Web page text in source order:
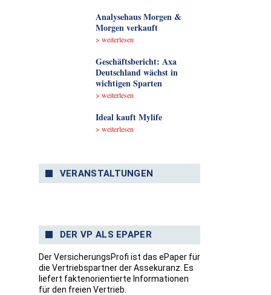
Analyse­haus Morgen &
Morgen verkauft
> weiterlesen
Geschäftsbericht: Axa
Deutschland wächst in
wichtigen Sparten
> weiterlesen
Ideal kauft Mylife
> weiterlesen
VERANSTALTUNGEN
DER VP ALS EPAPER
Der VersicherungsProfi ist das ePaper für
die Vertriebspartner der Assekuranz. Es
liefert faktenorientierte Informationen
für den freien Vertrieb.